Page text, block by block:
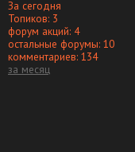
За сегодня
Топиков: 3
форум акций: 4
остальные форумы: 10
комментариев: 134
за месяц